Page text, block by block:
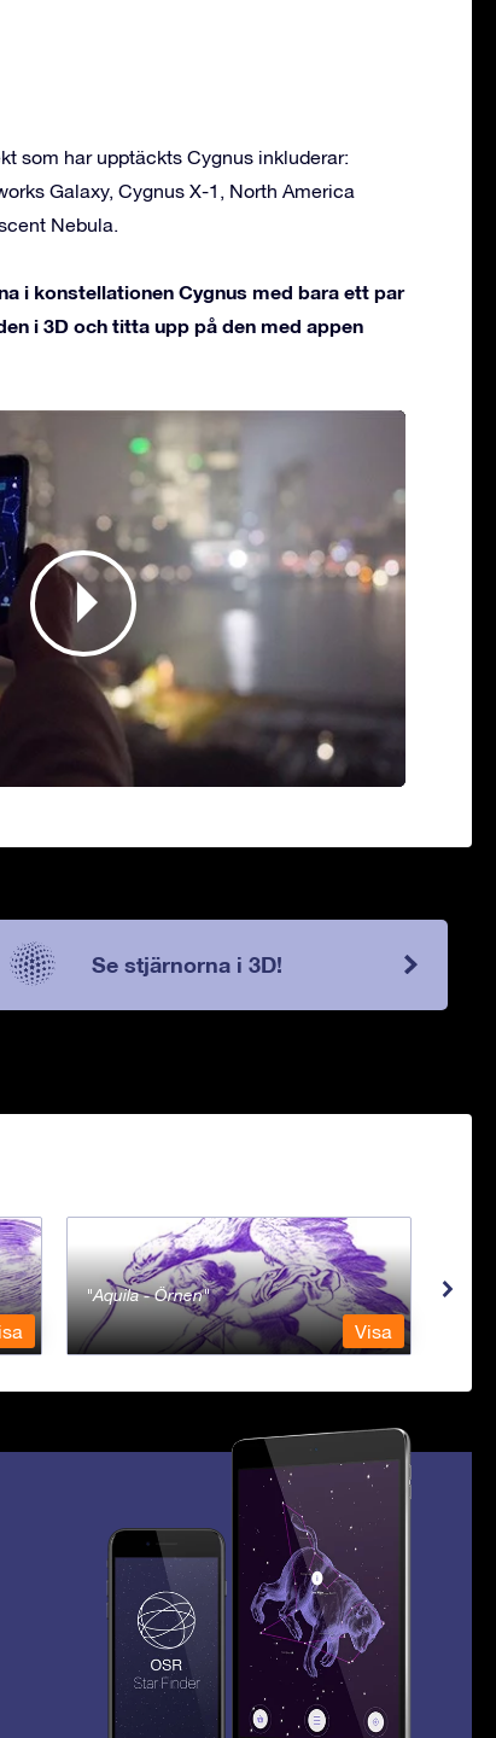
som har upptäckts Cygnus inkluderar:
Galaxy, Cygnus X-1, North America
Nebula.
i konstellationen Cygnus med bara ett par
i 3D och titta upp på den med appen
Se stjärnorna i 3D!
Aquila - Örnen
Visa